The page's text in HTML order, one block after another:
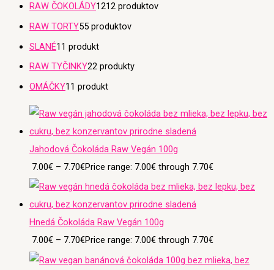
RAW ČOKOLÁDY1212 produktov
RAW TORTY55 produktov
SLANÉ1 1 produkt
RAW TYČINKY22 produkty
OMÁČKY1 1 produkt
Jahodová Čokoláda Raw Vegán 100g
7.00€ – 7.70€Price range: 7.00€ through 7.70€
Hnedá Čokoláda Raw Vegán 100g
7.00€ – 7.70€Price range: 7.00€ through 7.70€